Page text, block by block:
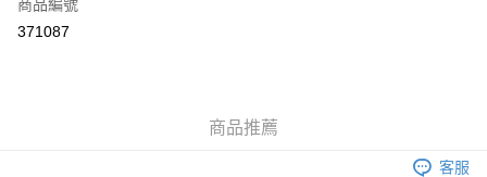
Apple Pay
商品編號
371087
商品推薦
客服